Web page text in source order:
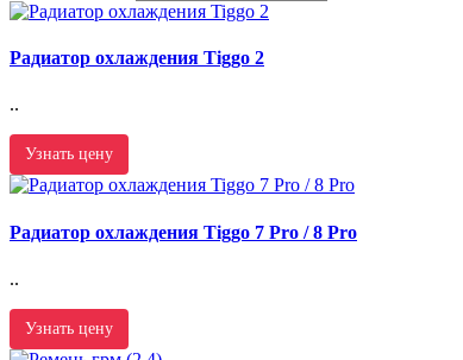
Радиатор охлаждения Tiggo 2
..
Узнать цену
Радиатор охлаждения Tiggo 7 Pro / 8 Pro
..
Узнать цену